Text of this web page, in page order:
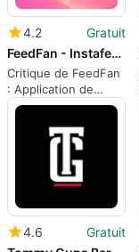
4.2
Gratuit
FeedFan - Instafeet App
Critique de FeedFan
: Application de
créateur-fan de
échanges privés
4.6
Gratuit